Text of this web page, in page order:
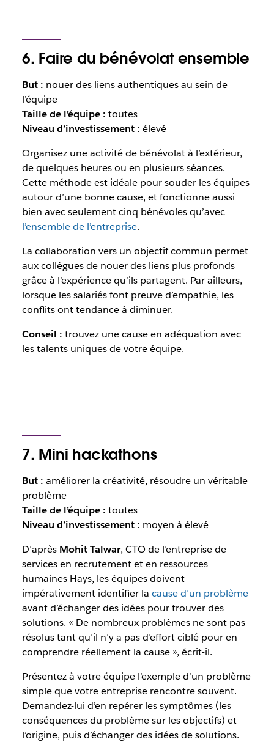
6. Faire du bénévolat ensemble
But : nouer des liens authentiques au sein de
l’équipe
Taille de l’équipe : toutes
Niveau d’investissement : élevé
Organisez une activité de bénévolat à l’extérieur,
de quelques heures ou en plusieurs séances.
Cette méthode est idéale pour souder les équipes
autour d’une bonne cause, et fonctionne aussi
bien avec seulement cinq bénévoles qu’avec
l’ensemble de l’entreprise.
La collaboration vers un objectif commun permet
aux collègues de nouer des liens plus profonds
grâce à l’expérience qu’ils partagent. Par ailleurs,
lorsque les salariés font preuve d’empathie, les
conflits ont tendance à diminuer.
Conseil : trouvez une cause en adéquation avec
les talents uniques de votre équipe.
7. Mini hackathons
But : améliorer la créativité, résoudre un véritable
problème
Taille de l’équipe : toutes
Niveau d’investissement : moyen à élevé
D’après Mohit Talwar, CTO de l’entreprise de
services en recrutement et en ressources
humaines Hays, les équipes doivent
impérativement identifier la cause d’un problème
avant d’échanger des idées pour trouver des
solutions. « De nombreux problèmes ne sont pas
résolus tant qu’il n’y a pas d’effort ciblé pour en
comprendre réellement la cause », écrit-il.
Présentez à votre équipe l’exemple d’un problème
simple que votre entreprise rencontre souvent.
Demandez-lui d’en repérer les symptômes (les
conséquences du problème sur les objectifs) et
l’origine, puis d’échanger des idées de solutions.